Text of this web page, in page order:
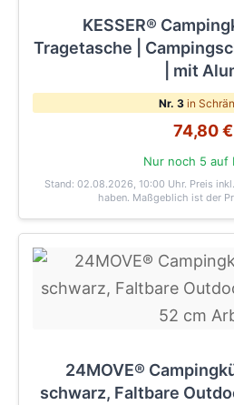
KESSER®
Tragetasche |
| mit
Nr. 3 in
74,80 €
Nur noch 5 auf
Stand: 02.08.2026, 10:00 Uhr. Preis
haben. Maßgeblich ist der
24MOVE®
schwarz, Faltbare